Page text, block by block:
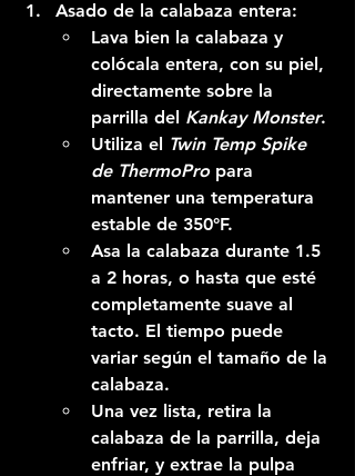
Asado de la calabaza entera:
Lava bien la calabaza y
colócala entera, con su piel,
directamente sobre la
parrilla del Kankay Monster.
Utiliza el Twin Temp Spike
de ThermoPro para
mantener una temperatura
estable de 350°F.
Asa la calabaza durante 1.5
a 2 horas, o hasta que esté
completamente suave al
tacto. El tiempo puede
variar según el tamaño de la
calabaza.
Una vez lista, retira la
calabaza de la parrilla, deja
enfriar, y extrae la pulpa